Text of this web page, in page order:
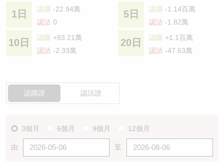
1日 認購 -22.94萬
認沽 0
5日 認購 -1.14百萬
認沽 -1.82萬
10日 認購 +83.21萬
認沽 -2.33萬
20日 認購 +1.1百萬
認沽 -47.63萬
認購證 認沽證
3個月 6個月 9個月 12個月
由 至